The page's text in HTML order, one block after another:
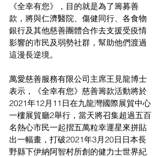
《全幸有您》，目的就是為了籌募善
款，將與仁濟醫院、傷健同行、各食物
銀行及其他慈善團體合作去支援受疫情
影響的市民及弱勢社群，幫助他們渡過
這漫長逆境。
萬愛慈善服務有限公司主席王見龍博士
表示，《全幸有您》慈善籌款活動將於
2021年12月11日在九龍灣國際展貿中心
一樓展貿廳2舉行，當天將召集超過五百
名熱心市民一起摺五萬粒幸運星來拼貼
出一幅畫，打破2021年3月20日日本長
野縣下伊納阿智村所創的健力士世界紀